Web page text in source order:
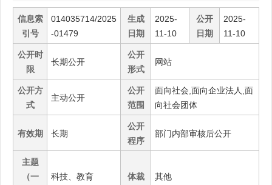
信息索
引号
014035714/2025
-01479
生成
日期
2025-
11-10
公开
日期
2025-
11-10
公开时
限
长期公开
公开
形式
网站
公开方
式
主动公开
公开
范围
面向社会,面向企业法人,面
向社会团体
有效期 长期
公开
程序
部门内部审核后公开
主题
（一
科技、教育 体裁 其他